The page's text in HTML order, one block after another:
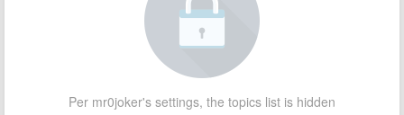
Per mr0joker's settings, the topics list is hidden